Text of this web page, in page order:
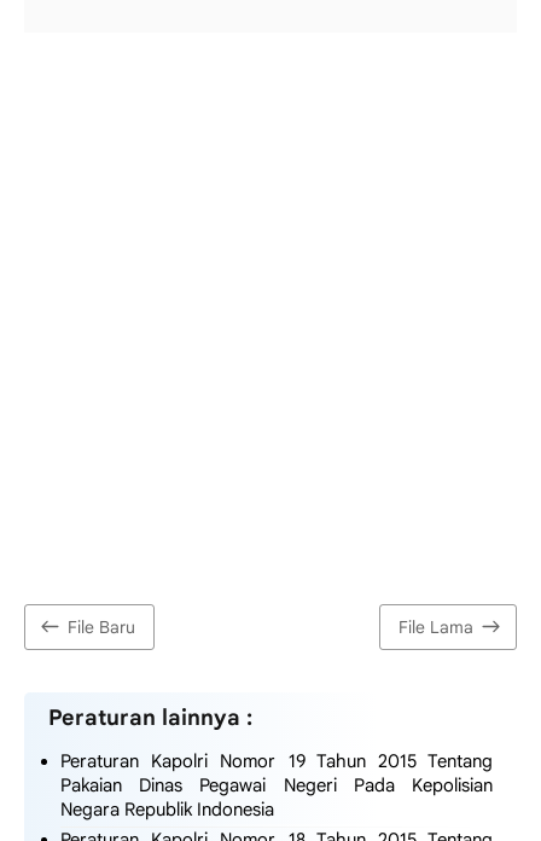
File Baru File Lama
Peraturan lainnya :
Peraturan Kapolri Nomor 19 Tahun 2015 Tentang
Pakaian Dinas Pegawai Negeri Pada Kepolisian
Negara Republik Indonesia